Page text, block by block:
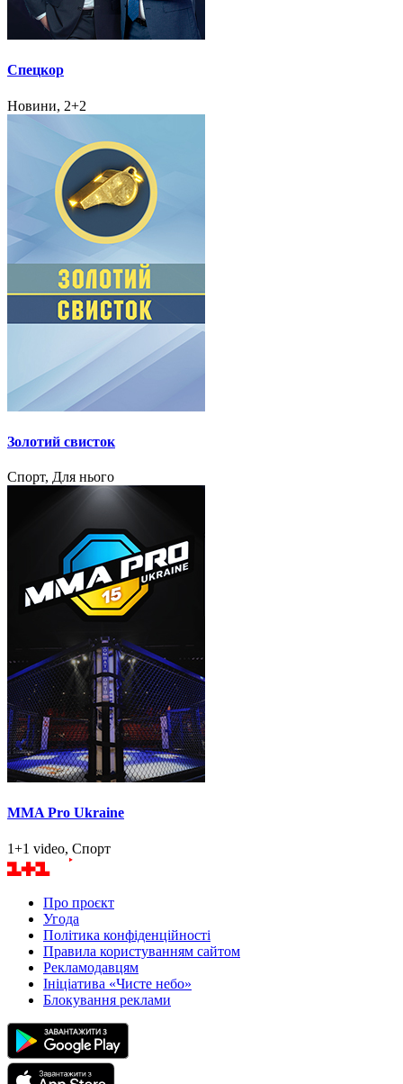
Спецкор
Новини, 2+2
Золотий свисток
Спорт, Для нього
MMA Pro Ukraine
1+1 video, Спорт
Про проєкт
Угода
Політика конфіденційності
Правила користуванням сайтом
Рекламодавцям
Ініціатива «Чисте небо»
Блокування реклами